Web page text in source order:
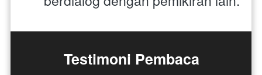
Testimoni Pembaca